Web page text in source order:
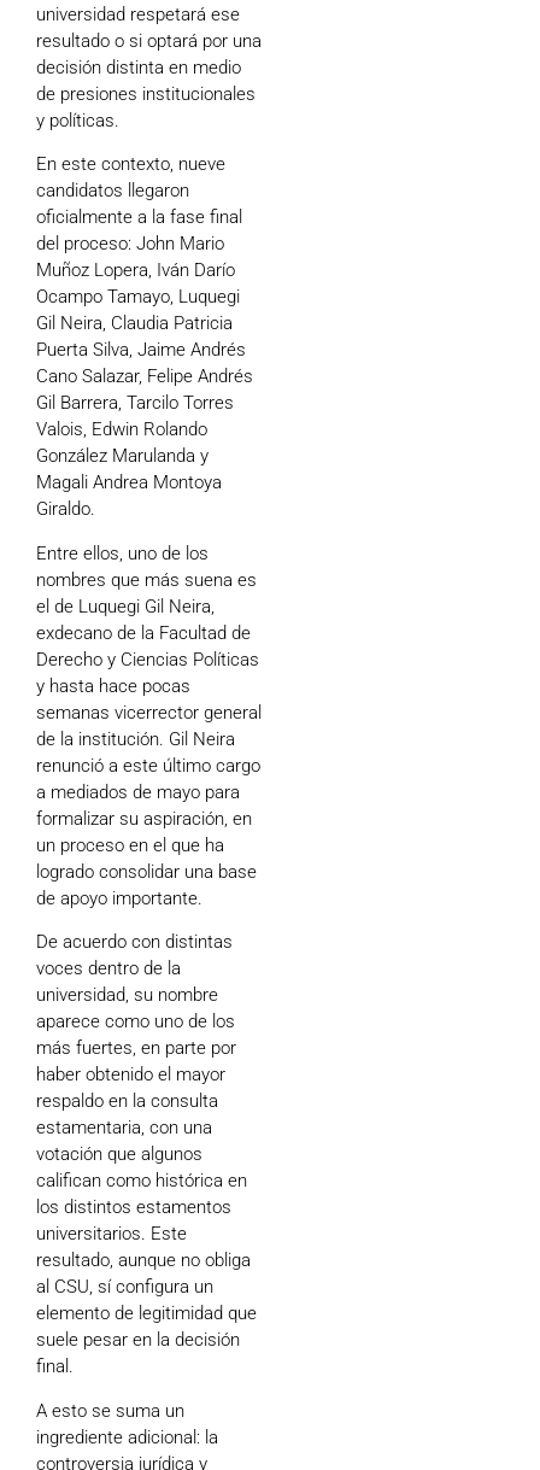
universidad respetará ese
resultado o si optará por una
decisión distinta en medio
de presiones institucionales
y políticas.
En este contexto, nueve
candidatos llegaron
oficialmente a la fase final
del proceso: John Mario
Muñoz Lopera, Iván Darío
Ocampo Tamayo, Luquegi
Gil Neira, Claudia Patricia
Puerta Silva, Jaime Andrés
Cano Salazar, Felipe Andrés
Gil Barrera, Tarcilo Torres
Valois, Edwin Rolando
González Marulanda y
Magali Andrea Montoya
Giraldo.
Entre ellos, uno de los
nombres que más suena es
el de Luquegi Gil Neira,
exdecano de la Facultad de
Derecho y Ciencias Políticas
y hasta hace pocas
semanas vicerrector general
de la institución. Gil Neira
renunció a este último cargo
a mediados de mayo para
formalizar su aspiración, en
un proceso en el que ha
logrado consolidar una base
de apoyo importante.
De acuerdo con distintas
voces dentro de la
universidad, su nombre
aparece como uno de los
más fuertes, en parte por
haber obtenido el mayor
respaldo en la consulta
estamentaria, con una
votación que algunos
califican como histórica en
los distintos estamentos
universitarios. Este
resultado, aunque no obliga
al CSU, sí configura un
elemento de legitimidad que
suele pesar en la decisión
final.
A esto se suma un
ingrediente adicional: la
controversia jurídica y